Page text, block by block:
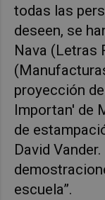
todas las
deseen, se
Nava (Letras
proyección
Importan' de
de
David
escuela”.